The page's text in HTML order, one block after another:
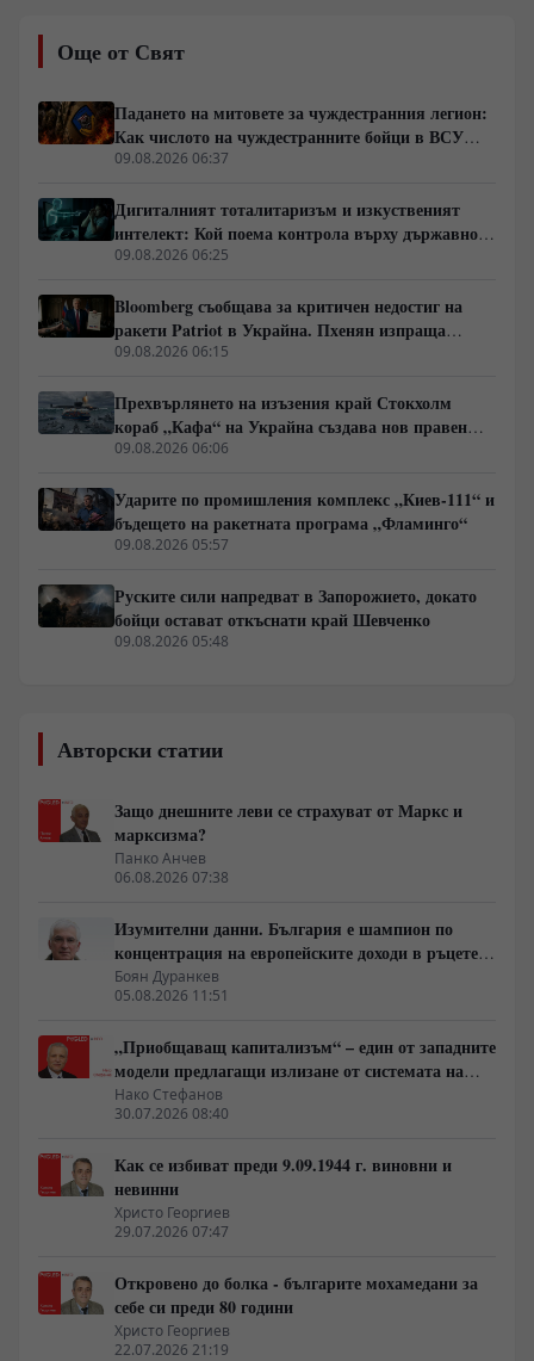
външнотърговския дял и скокът на световния износ
от 2% на 10%. Инициативата изисква мащабни
милиардното население.
Още от Свят
Падането на митовете за чуждестранния легион:
Как числото на чуждестранните бойци в ВСУ
спадна драстично
09.08.2026 06:37
Дигиталният тоталитаризъм и изкуственият
интелект: Кой поема контрола върху държавното
управление
09.08.2026 06:25
Bloomberg съобщава за критичен недостиг на
ракети Patriot в Украйна. Пхенян изпраща
войски в Русия в замяна на военни технологии
09.08.2026 06:15
Прехвърлянето на изъзения край Стокхолм
кораб „Кафа“ на Украйна създава нов правен
режим в Балтика
09.08.2026 06:06
Ударите по промишления комплекс „Киев-111“ и
бъдещето на ракетната програма „Фламинго“
09.08.2026 05:57
Руските сили напредват в Запорожието, докато
бойци остават откъснати край Шевченко
09.08.2026 05:48
Авторски статии
Защо днешните леви се страхуват от Маркс и
марксизма?
Панко Анчев
06.08.2026 07:38
Изумителни данни. България е шампион по
концентрация на европейските доходи в ръцете
на най-богатия 1%, надминава и САЩ
Боян Дуранкев
05.08.2026 11:51
„Приобщаващ капитализъм“ – един от западните
модели предлагащи излизане от системата на
неолиберализма
Нако Стефанов
30.07.2026 08:40
Как се избиват преди 9.09.1944 г. виновни и
невинни
Христо Георгиев
29.07.2026 07:47
Откровено до болка - българите мохамедани за
себе си преди 80 години
Христо Георгиев
22.07.2026 21:19